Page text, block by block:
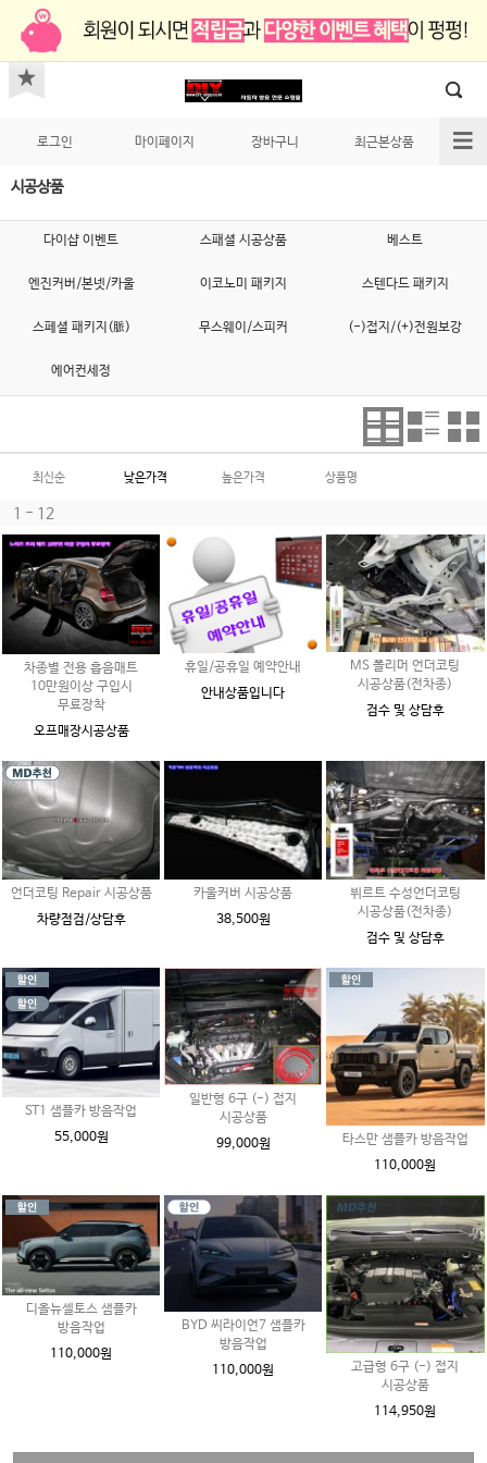
로그인 마이페이지 장바구니 최근본상품
시공상품
다이샵 이벤트 스패셜 시공상품 베스트
엔진커버/본넷/카울 이코노미 패키지 스텐다드 패키지
스페셜 패키지(脈) 무스웨이/스피커 (-)접지/(+)전원보강
에어컨세정
최신순 낮은가격 높은가격 상품명
1 - 12
차종별 전용 흡음매트
10만원이상 구입시
무료장착
오프매장시공상품
휴일/공휴일 예약안내
안내상품입니다
MS 폴리머 언더코팅
시공상품(전차종)
검수 및 상담후
언더코팅 Repair 시공상품
차량점검/상담후
카울커버 시공상품
38,500원
뷔르트 수성언더코팅
시공상품(전차종)
검수 및 상담후
ST1 샘플카 방음작업
55,000원
일반형 6구 (-) 접지
시공상품
99,000원
타스만 샘플카 방음작업
110,000원
디올뉴셀토스 샘플카
방음작업
110,000원
BYD 씨라이언7 샘플카
방음작업
110,000원
고급형 6구 (-) 접지
시공상품
114,950원